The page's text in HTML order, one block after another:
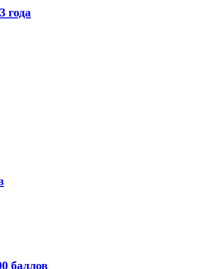
года
баллов